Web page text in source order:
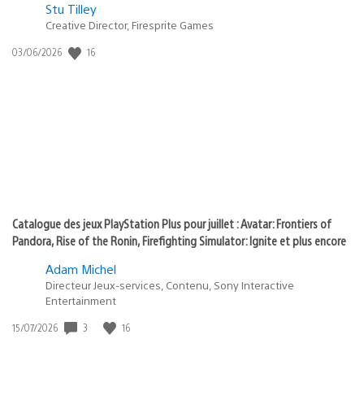
Postée
:
Stu Tilley
Creative Director, Firesprite Games
Date
03/06/2026 16
Catalogue des jeux PlayStation Plus pour juillet : Avatar: Frontiers of
Pandora, Rise of the Ronin, Firefighting Simulator: Ignite et plus encore
Adam Michel
Directeur Jeux-services, Contenu, Sony Interactive
Entertainment
Date
15/07/2026 3 16